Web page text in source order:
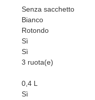
Senza sacchetto
Bianco
Rotondo
Sì
Sì
3 ruota(e)
0,4 L
Sì